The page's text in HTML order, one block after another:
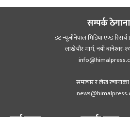
सम्पर्क ठेगाना
डट न्यूजीनेपाल मिडिया एण्ड रिसर्च
लाखेचौर मार्ग, नयाँ बानेश्‍वर-
समाचार र लेख